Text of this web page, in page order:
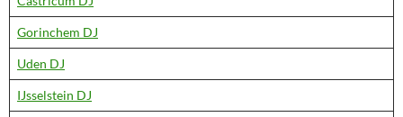
Gorinchem DJ
Uden DJ
IJsselstein DJ